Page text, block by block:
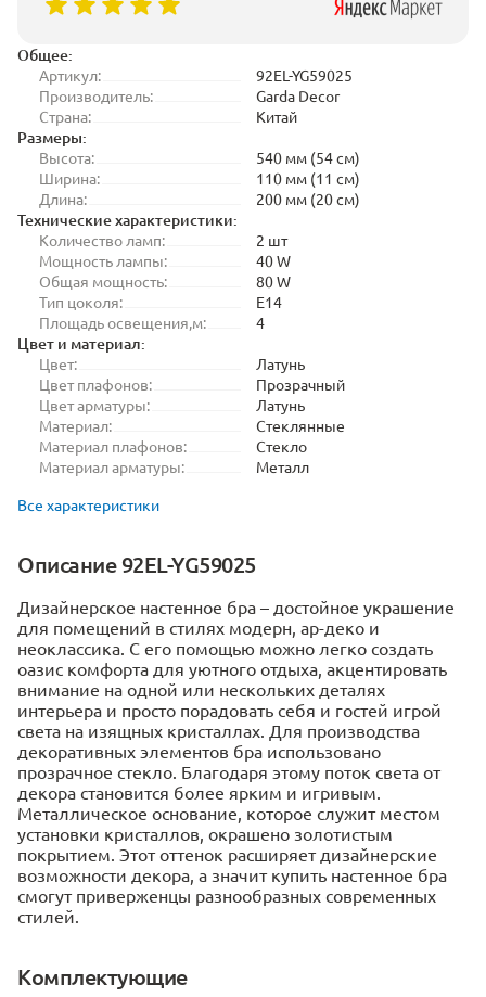
Общее:
Артикул:
92EL-YG59025
Производитель:
Garda Decor
Страна:
Китай
Размеры:
Высота:
540 мм (54 см)
Ширина:
110 мм (11 см)
Длина:
200 мм (20 см)
Технические характеристики:
Количество ламп:
2 шт
Мощность лампы:
40 W
Общая мощность:
80 W
Тип цоколя:
E14
Площадь освещения,м:
4
Цвет и материал:
Цвет:
Латунь
Цвет плафонов:
Прозрачный
Цвет арматуры:
Латунь
Материал:
Стеклянные
Материал плафонов:
Стекло
Материал арматуры:
Металл
Все характеристики
Описание 92EL-YG59025
Дизайнерское настенное бра – достойное украшение
для помещений в стилях модерн, ар-деко и
неоклассика. С его помощью можно легко создать
оазис комфорта для уютного отдыха, акцентировать
внимание на одной или нескольких деталях
интерьера и просто порадовать себя и гостей игрой
света на изящных кристаллах. Для производства
декоративных элементов бра использовано
прозрачное стекло. Благодаря этому поток света от
декора становится более ярким и игривым.
Металлическое основание, которое служит местом
установки кристаллов, окрашено золотистым
покрытием. Этот оттенок расширяет дизайнерские
возможности декора, а значит купить настенное бра
смогут приверженцы разнообразных современных
стилей.
Комплектующие